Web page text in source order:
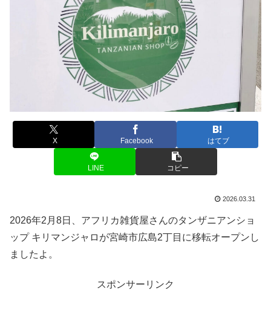
X Facebook はてブ
LINE コピー
2026.03.31
2026年2月8日、アフリカ雑貨屋さんのタンザニアンショ
ップ キリマンジャロが宮崎市広島2丁目に移転オープンし
ましたよ。
スポンサーリンク